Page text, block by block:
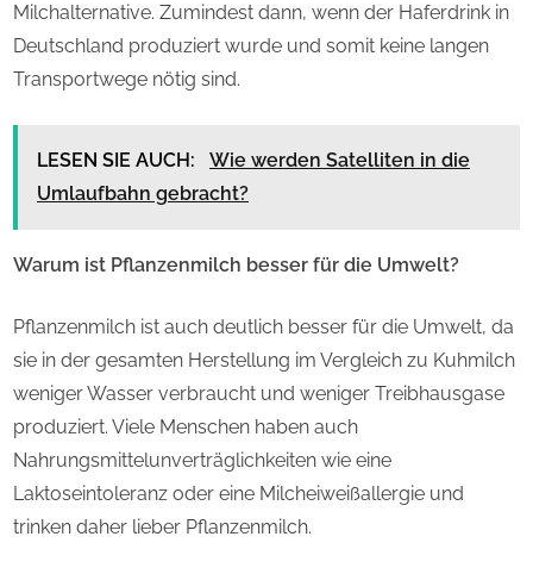
Milchalternative. Zumindest dann, wenn der Haferdrink in
Deutschland produziert wurde und somit keine langen
Transportwege nötig sind.
LESEN SIE AUCH:
Wie werden Satelliten in die
Umlaufbahn gebracht?
Warum ist Pflanzenmilch besser für die Umwelt?
Pflanzenmilch ist auch deutlich besser für die Umwelt, da
sie in der gesamten Herstellung im Vergleich zu Kuhmilch
weniger Wasser verbraucht und weniger Treibhausgase
produziert. Viele Menschen haben auch
Nahrungsmittelunverträglichkeiten wie eine
Laktoseintoleranz oder eine Milcheiweißallergie und
trinken daher lieber Pflanzenmilch.